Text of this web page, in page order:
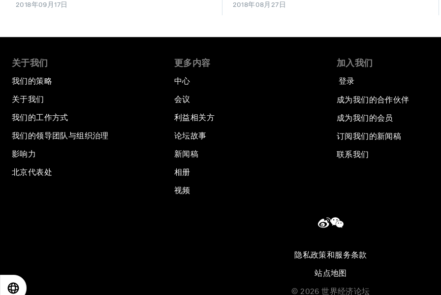
2018年09月17日 2018年08月27日
关于我们
我们的策略
关于我们
我们的工作方式
我们的领导团队与组织治理
影响力
北京代表处
更多内容
中心
会议
利益相关方
论坛故事
新闻稿
相册
视频
加入我们
登录
成为我们的合作伙伴
成为我们的会员
订阅我们的新闻稿
联系我们
隐私政策和服务条款
站点地图
© 2026 世界经济论坛